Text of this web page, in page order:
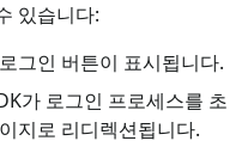
있습니다:
그인 버튼이 표시됩니다.
가 로그인 프로세스를 초
지로 리디렉션됩니다.